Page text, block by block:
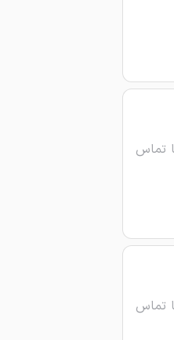
تماس
تماس